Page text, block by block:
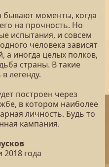
бывают моменты, когда
на прочность. Но
испытания, и совсем
человека зависят
а иногда целых полков,
страны. В такие
легенду.
построен через
в котором наиболее
личность. Будь то
кампания.
2018 года